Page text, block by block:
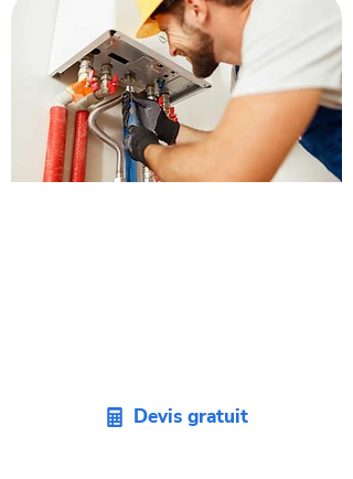
Devis gratuit